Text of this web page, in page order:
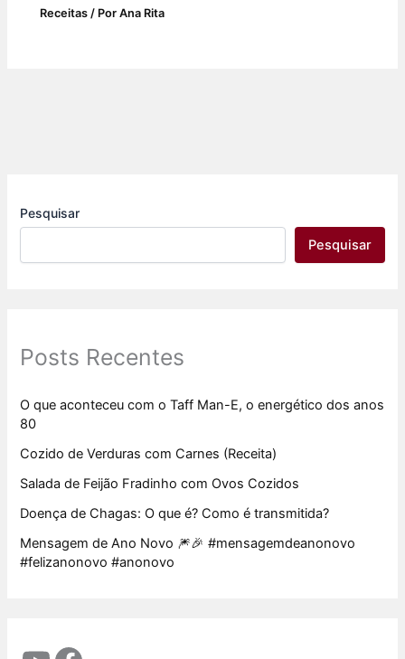
Receitas / PorAna Rita
Pesquisar
Pesquisar
Posts Recentes
O que aconteceu com o Taff Man-E, o energético dos anos
80
Cozido de Verduras com Carnes (Receita)
Salada de Feijão Fradinho com Ovos Cozidos
Doença de Chagas: O que é? Como é transmitida?
Mensagem de Ano Novo 🎆🎉 #mensagemdeanonovo
#felizanonovo #anonovo